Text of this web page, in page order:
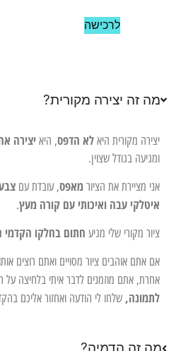
לרכישה
מה זה יצירה מקורית?
יצירה מקורית היא לא הדפס, היא יצירה
ומגיעה בגודל שצוין.
אני מציירת את הציור מאפס, עובדת עם
איטלקי עבה ואיכותי עם קורה מעץ.
ציור מקורי שלי מגיע חתום בחלקו הקדמי
אם אתם אוהבים ציור מסויים ואתם רוצים
אחרת, אתם מוזמנים לדבר איתי בלחיצה על
לתמונה, שלחו לי הודעה ואחזור אליכם